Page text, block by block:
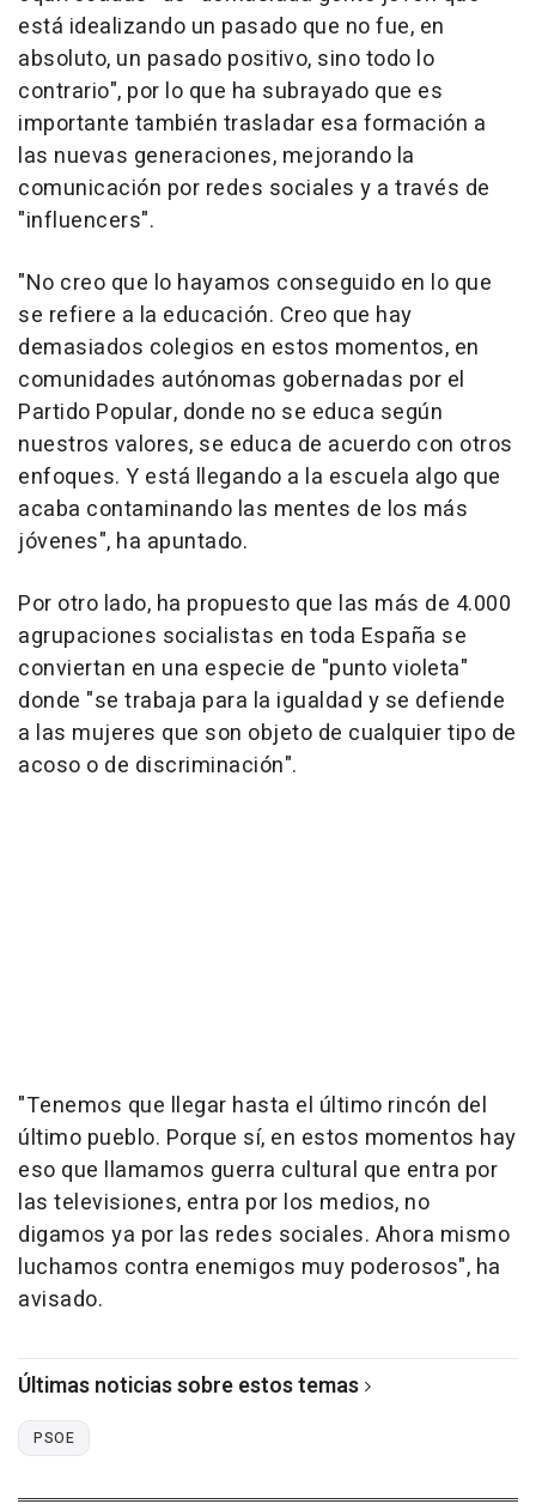
está idealizando un pasado que no fue, en
absoluto, un pasado positivo, sino todo lo
contrario", por lo que ha subrayado que es
importante también trasladar esa formación a
las nuevas generaciones, mejorando la
comunicación por redes sociales y a través de
"influencers".
"No creo que lo hayamos conseguido en lo que
se refiere a la educación. Creo que hay
demasiados colegios en estos momentos, en
comunidades autónomas gobernadas por el
Partido Popular, donde no se educa según
nuestros valores, se educa de acuerdo con otros
enfoques. Y está llegando a la escuela algo que
acaba contaminando las mentes de los más
jóvenes", ha apuntado.
Por otro lado, ha propuesto que las más de 4.000
agrupaciones socialistas en toda España se
conviertan en una especie de "punto violeta"
donde "se trabaja para la igualdad y se defiende
a las mujeres que son objeto de cualquier tipo de
acoso o de discriminación".
"Tenemos que llegar hasta el último rincón del
último pueblo. Porque sí, en estos momentos hay
eso que llamamos guerra cultural que entra por
las televisiones, entra por los medios, no
digamos ya por las redes sociales. Ahora mismo
luchamos contra enemigos muy poderosos", ha
avisado.
Últimas noticias sobre estos temas
PSOE